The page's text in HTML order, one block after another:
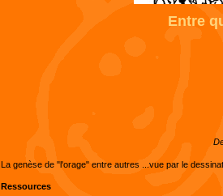
Entre
La genèse de "l'orage" entre autres ...vue par le
Ressources